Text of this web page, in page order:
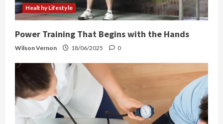
Healthy Lifestyle
Power Training That Begins with the Hands
Wilson Vernon 18/06/2025 0